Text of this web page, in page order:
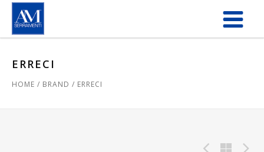
Salta al contenuto principale
ERRECI
HOME / BRAND / ERRECI